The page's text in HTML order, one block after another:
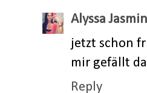
Alyssa Jasmin
jetzt schon
mir gefällt
Reply